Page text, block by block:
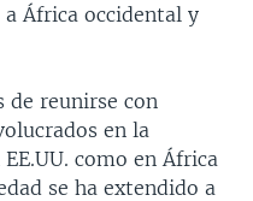
África occidental y
de reunirse con
en la
como en África
se ha extendido a